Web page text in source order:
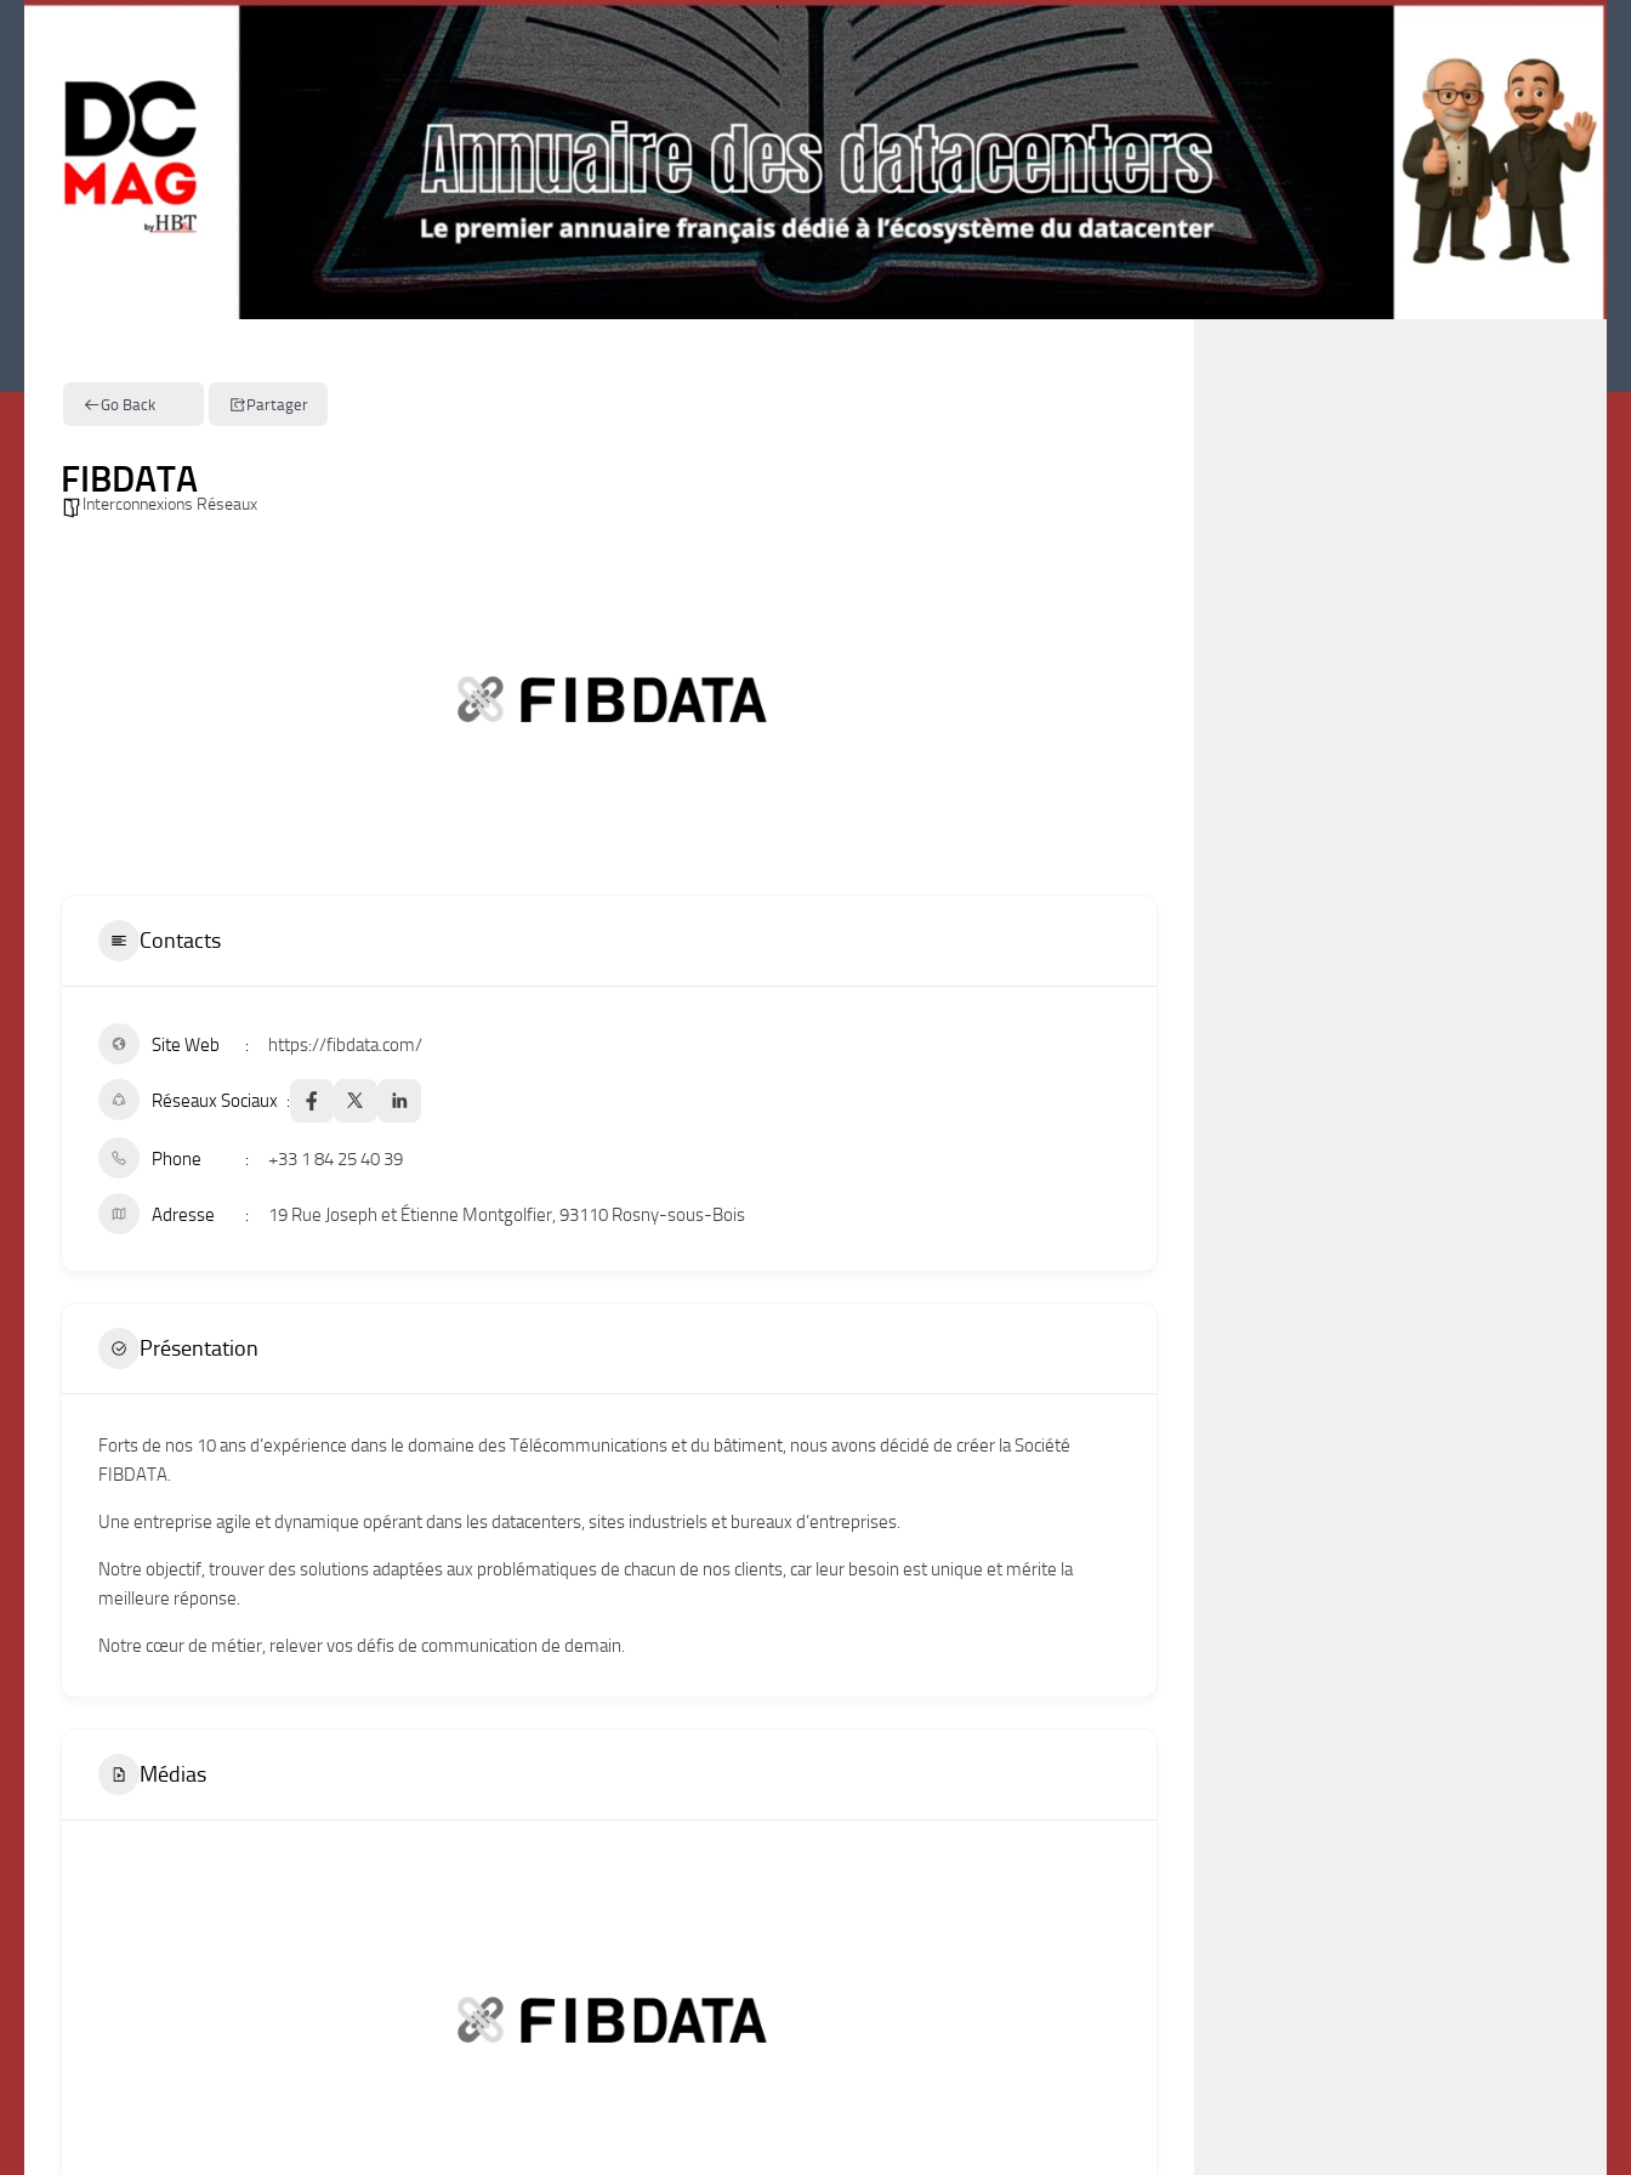
Go Back Partager
FIBDATA
Interconnexions Réseaux
Contacts
Site Web https://fibdata.com/
Réseaux Sociaux
Phone +33 1 84 25 40 39
Adresse 19 Rue Joseph et Étienne Montgolfier, 93110 Rosny-sous-Bois
Présentation
Forts de nos 10 ans d’expérience dans le domaine des Télécommunications et du bâtiment, nous avons décidé de créer la Société
FIBDATA.
Une entreprise agile et dynamique opérant dans les datacenters, sites industriels et bureaux d’entreprises.
Notre objectif, trouver des solutions adaptées aux problématiques de chacun de nos clients, car leur besoin est unique et mérite la
meilleure réponse.
Notre cœur de métier, relever vos défis de communication de demain.
Médias